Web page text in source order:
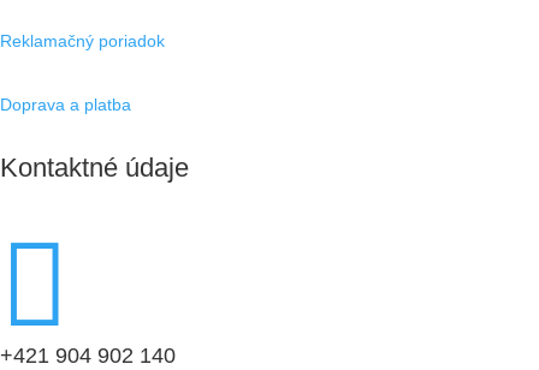
Reklamačný poriadok
Doprava a platba
Kontaktné údaje

+421 904 902 140